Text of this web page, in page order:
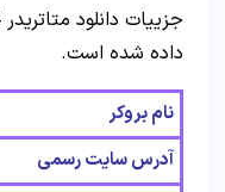
داده شده است.
نام بروکر
آدرس سایت رسمی